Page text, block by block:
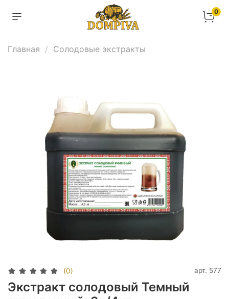
0
Главная Солодовые экстракты
(0) арт. 577
Экстракт солодовый Темный